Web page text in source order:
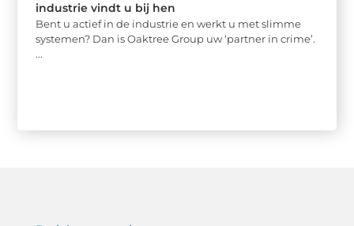
industrie vindt u bij hen
Bent u actief in de industrie en werkt u met slimme
systemen? Dan is Oaktree Group uw ‘partner in crime’.
...